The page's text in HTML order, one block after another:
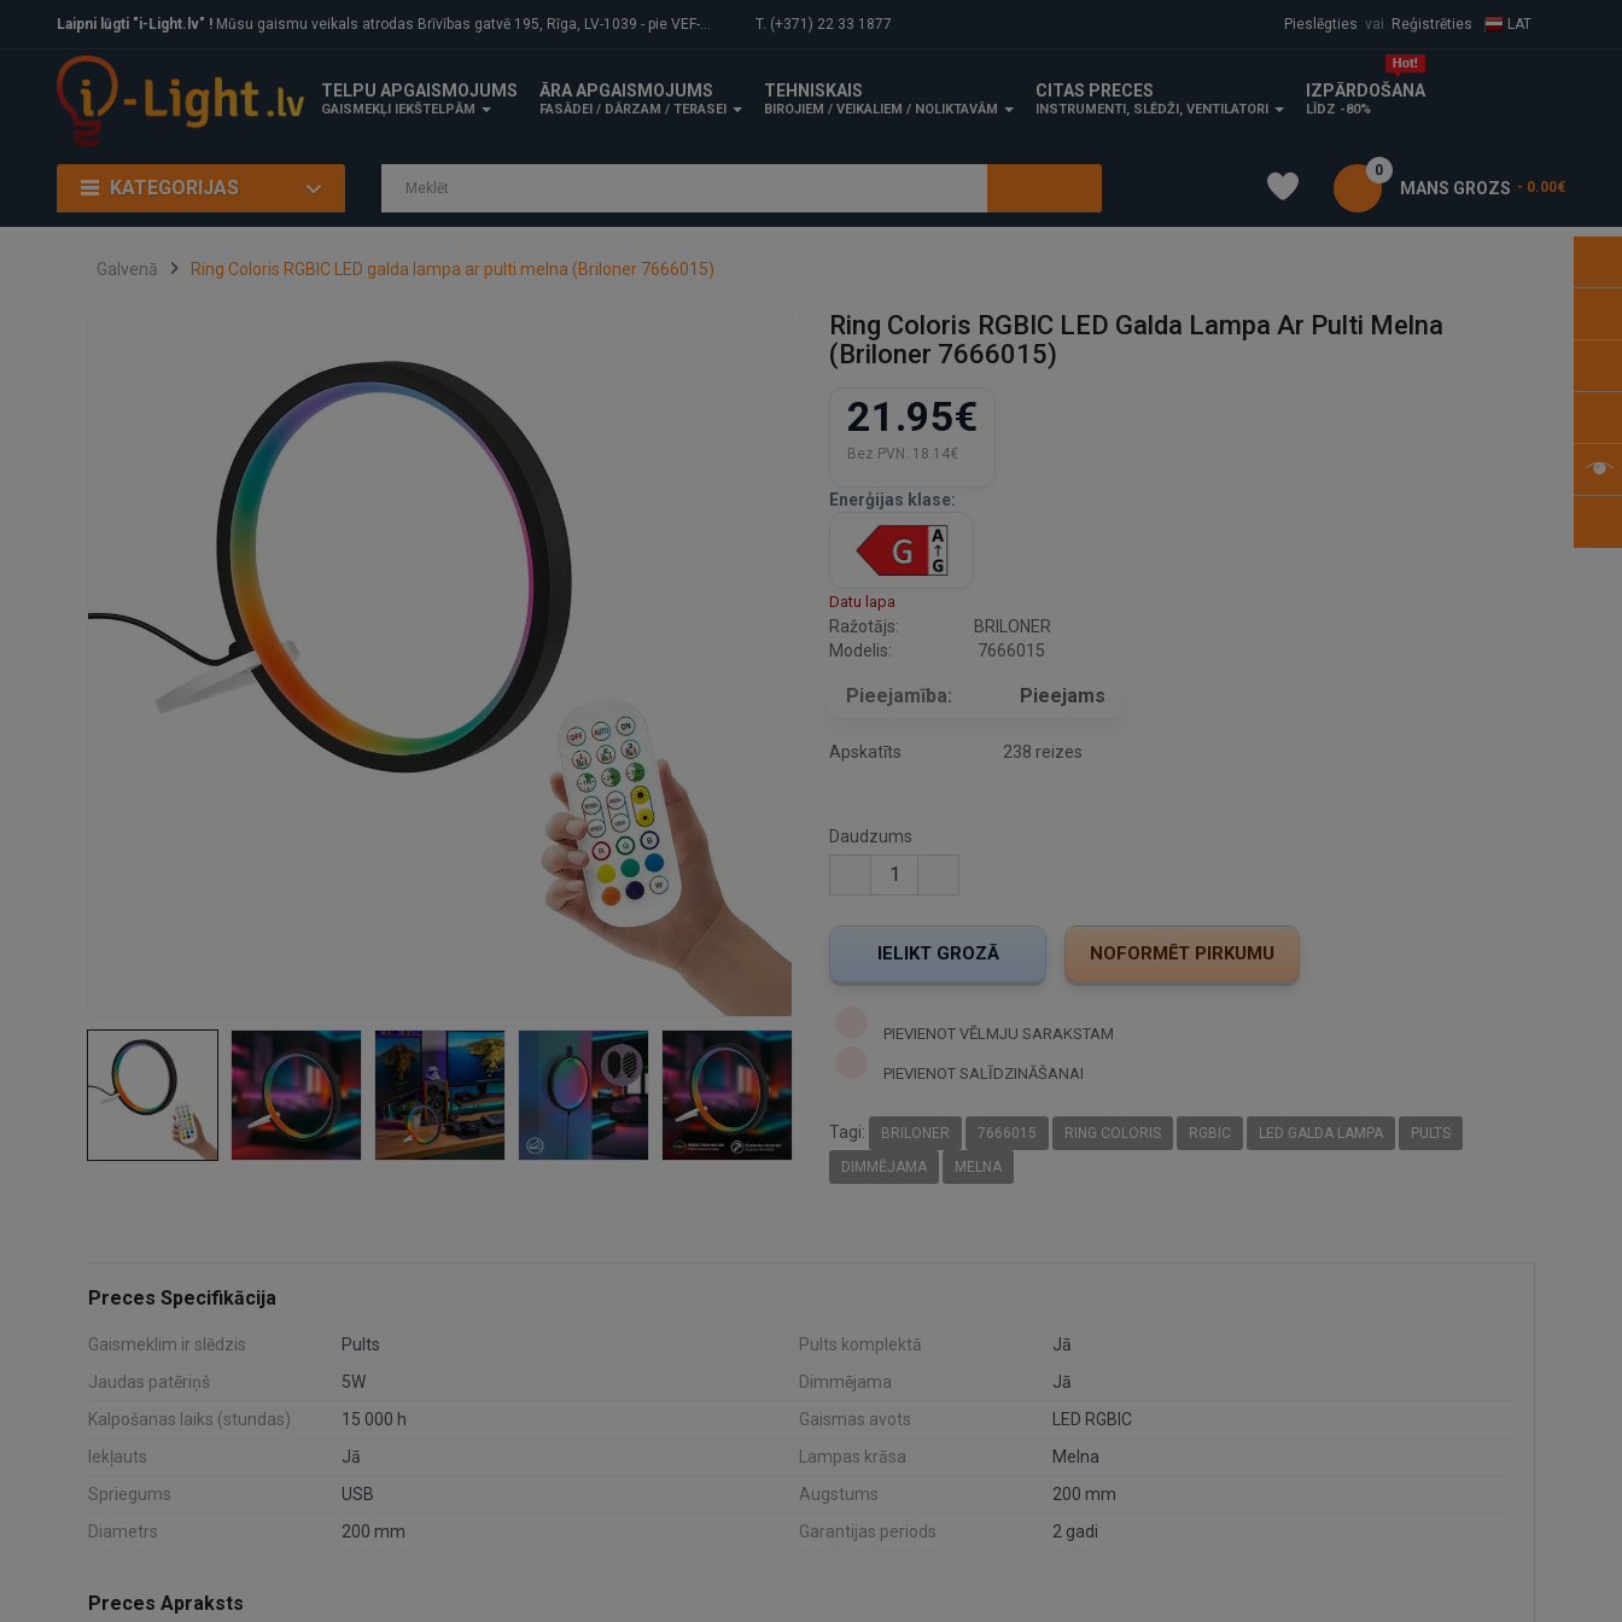
Laipni lūgti "i-Light.lv" ! Mūsu gaismu veikals atrodas Brīvības gatvē 195, Rīga, LV-1039 - pie VEF-Gaisa tilta. T. (+371) 22 33 1877 Pieslēgties vai Reģistrēties LAT
TELPU APGAISMOJUMS
GAISMEKĻI IEKŠTELPĀM
ĀRA APGAISMOJUMS
FASĀDEI / DĀRZAM / TERASEI
TEHNISKAIS
BIROJIEM / VEIKALIEM / NOLIKTAVĀM
CITAS PRECES
INSTRUMENTI, SLĒDŽI, VENTILATORI
IZPĀRDOŠANA
LĪDZ -80%
KATEGORIJAS MANS GROZS
0
- 0.00€
Galvenā Ring Coloris RGBIC LED galda lampa ar pulti melna (Briloner 7666015)
Ring Coloris RGBIC LED Galda Lampa Ar Pulti Melna
(Briloner 7666015)
21.95€
Bez PVN: 18.14€
Enerģijas klase:
Datu lapa
Ražotājs:
BRILONER
Modelis:
7666015
Pieejamība: Pieejams
Apskatīts 238 reizes
Daudzums
PIEVIENOT VĒLMJU SARAKSTAM
PIEVIENOT SALĪDZINĀŠANAI
Tagi: BRILONER 7666015 RING COLORIS RGBIC LED GALDA LAMPA
PULTS
DIMMĒJAMA
MELNA
Preces Specifikācija
Gaismeklim ir slēdzis Pults Pults komplektā
Jā
Jaudas patēriņš
5W Dimmējama
Jā
Kalpošanas laiks (stundas)
15 000 h Gaismas avots
LED RGBIC
Iekļauts
Jā Lampas krāsa
Melna
Spriegums
USB Augstums
200 mm
Diametrs
200 mm Garantijas periods 2 gadi
Preces Apraksts